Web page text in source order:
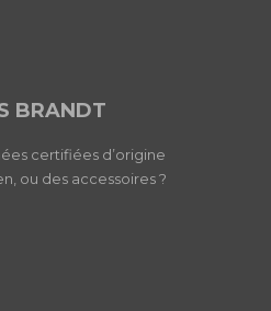
BRANDT
certifiées d’origine
ou des accessoires ?